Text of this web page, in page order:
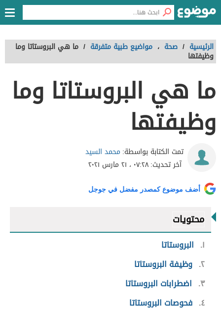
الرئيسية / صحة ، مواضيع طبية متفرقة / ما هي البروستاتا وما
وظيفتها
ما هي البروستاتا وما
وظيفتها
تمت الكتابة بواسطة: محمد السيد
آخر تحديث:٠٧:٢٨ ، ٢١ مارس ٢٠٢١
أضف موضوع كمصدر مفضل في جوجل
محتويات
١
البروستاتا
٢ وظيفة البروستاتا
٣
اضطرابات البروستاتا
٤ فحوصات البروستاتا